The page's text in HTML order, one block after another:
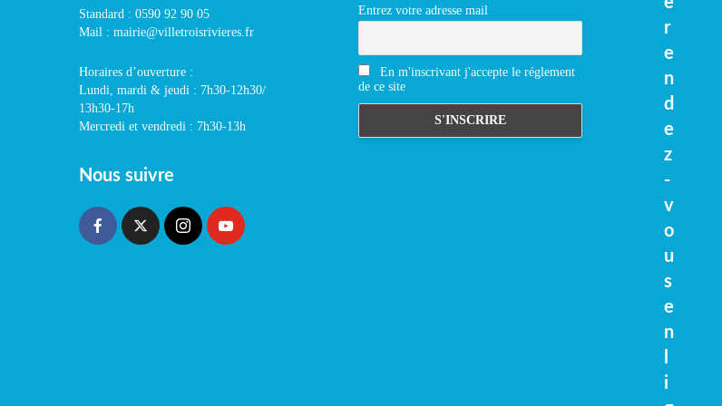
Standard : 0590 92 90 05
Mail : mairie@villetroisrivieres.fr
Horaires d’ouverture :
Lundi, mardi & jeudi : 7h30-12h30/
13h30-17h
Mercredi et vendredi : 7h30-13h
Nous suivre
Entrez votre adresse mail
En m'inscrivant j'accepte le réglement
de ce site
r
e
n
d
e
z
-
v
o
u
s
e
n
i